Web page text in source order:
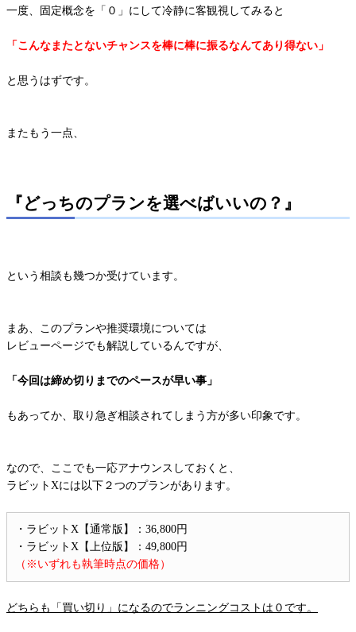
一度、固定概念を「０」にして冷静に客観視してみると
「こんなまたとないチャンスを棒に棒に振るなんてあり得ない」
と思うはずです。
またもう一点、
『どっちのプランを選べばいいの？』
という相談も幾つか受けています。
まあ、このプランや推奨環境については
レビューページでも解説しているんですが、
「今回は締め切りまでのペースが早い事」
もあってか、取り急ぎ相談されてしまう方が多い印象です。
なので、ここでも一応アナウンスしておくと、
ラビットXには以下２つのプランがあります。
・ラビットX【通常版】：36,800円
・ラビットX【上位版】：49,800円
（※いずれも執筆時点の価格）
どちらも「買い切り」になるのでランニングコストは０です。